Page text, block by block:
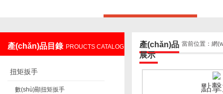
產(chǎn)品目錄 PROUCTS CATALOG
扭矩扳手
數(shù)顯扭矩扳手
當前位置： 網
產(chǎn)品
展示
點